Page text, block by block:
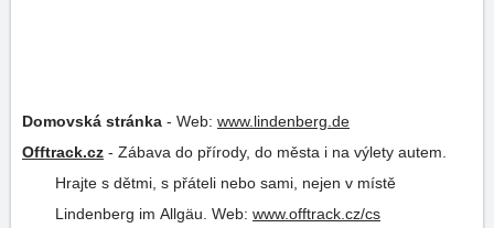
Domovská stránka - Web: www.lindenberg.de
Offtrack.cz - Zábava do přírody, do města i na výlety autem.
Hrajte s dětmi, s přáteli nebo sami, nejen v místě
Lindenberg im Allgäu. Web: www.offtrack.cz/cs